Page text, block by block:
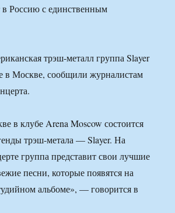
трэш-металл группа Slayer
в Москве, сообщили журналистам
в клубе Arena Moscow состоится
трэш-метала — Slayer. На
группа представит свои лучшие
песни, которые появятся на
альбоме», — говорится в